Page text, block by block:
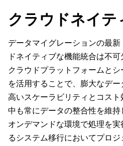
クラウドネイテ
データマイグレーションの最
ドネイティブな機能統合は不可
クラウドプラットフォームと
を活用することで、膨大なデ
高いスケーラビリティとコス
中も常にデータの整合性を維
オンデマンドな環境で処理を
るシステム移行においてプロ